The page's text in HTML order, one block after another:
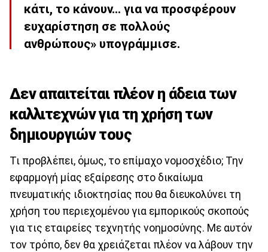
κάτι, το κάνουν… για να προσφέρουν
ευχαρίστηση σε πολλούς
ανθρώπους» υπογράμμισε.
Δεν απαιτείται πλέον η άδεια των
καλλιτεχνών για τη χρήση των
δημιουργιών τους
Τι προβλέπει, όμως, το επίμαχο νομοσχέδιο; Την
εφαρμογή μίας εξαίρεσης στο δικαίωμα
πνευματικής ιδιοκτησίας που θα διευκολύνει τη
χρήση του περιεχομένου για εμπορικούς σκοπούς
για τις εταιρείες τεχνητής νοημοσύνης. Με αυτόν
τον τρόπο, δεν θα χρειάζεται πλέον να λάβουν την